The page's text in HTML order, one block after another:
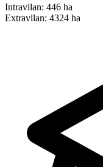
Intravilan: 446 ha
Extravilan: 4324 ha